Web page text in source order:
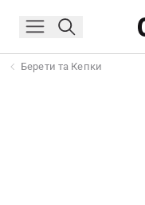
Берети та Кепки